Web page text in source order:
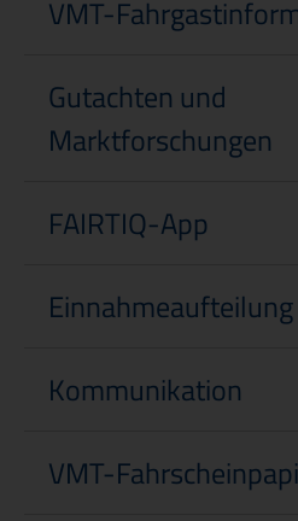
VMT-
Gutachten und
Marktforschungen
FAIRTIQ-App
Einnahmeaufteilung
Kommunikation
VMT-